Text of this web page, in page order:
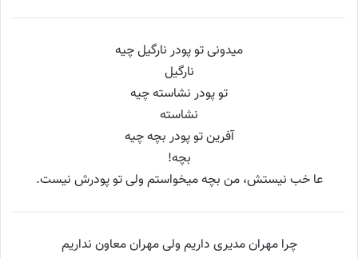
میدونی تو پودر نارگیل چیه
نارگیل
تو پودر نشاسته چیه
نشاسته
آفرین تو پودر بچه چیه
بچه!
عا خب نیستش، من بچه میخواستم ولی تو پودرش نیست.
چرا مهران مدیری داریم ولی مهران معاون نداریم